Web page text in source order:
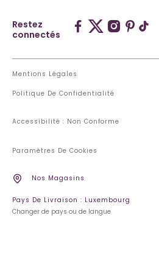
Restez
connectés
Mentions Légales
Politique De Confidentialité
Accessibilité : Non Conforme
Paramètres De Cookies
Nos Magasins
Pays De Livraison : Luxembourg
Changer de pays ou de langue